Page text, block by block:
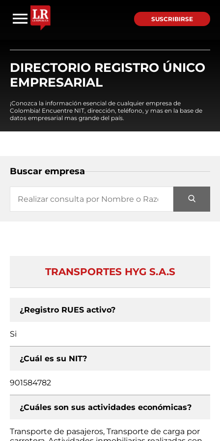
SUSCRIBIRSE
DIRECTORIO REGISTRO ÚNICO
EMPRESARIAL
¡Conozca la información esencial de cualquier empresa de
Colombia! Encuentre NIT, dirección, teléfono, y mas en la base de
datos empresarial mas grande del país.
Buscar empresa
TRANSPORTES HYG S.A.S
¿Registro RUES activo?
Si
¿Cuál es su NIT?
901584782
¿Cuáles son sus actividades económicas?
Transporte de pasajeros, Transporte de carga por